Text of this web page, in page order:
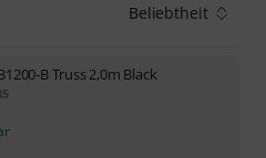
Beliebtheit
B Truss 2,0m Black